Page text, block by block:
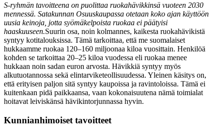
S-ryhmän tavoitteena on puolittaa ruokahävikkinsä vuoteen 2030
mennessä. Satakunnan Osuuskaupassa otetaan koko ajan käyttöön
uusia keinoja, jotta syömäkelpoista ruokaa ei päätyisi
haaskuuseen.Suurin osa, noin kolmannes, kaikesta ruokahävikistä
syntyy kotitalouksissa. Tämä tarkoittaa, että me suomalaiset
hukkaamme ruokaa 120–160 miljoonaa kiloa vuosittain. Henkilöä
kohden se tarkoittaa 20–25 kiloa vuodessa eli ruokaa menee
hukkaan noin sadan euron arvosta. Hävikkiä syntyy myös
alkutuotannossa sekä elintarviketeollisuudessa. Yleinen käsitys on,
että erityisen paljon sitä syntyy kaupoissa ja ravintoloissa. Tämä ei
kuitenkaan pidä paikkaansa, vaan kokonaisuutena nämä toimialat
hoitavat leiviskänsä hävikintorjunnassa hyvin.
Kunnianhimoiset tavoitteet